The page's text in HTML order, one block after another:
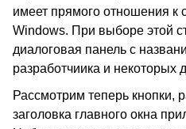
имеет прямого отношения к
Windows. При выборе этой
диалоговая панель с
разработчиика и некоторых
Рассмотрим теперь кнопки,
заголовка главного окна